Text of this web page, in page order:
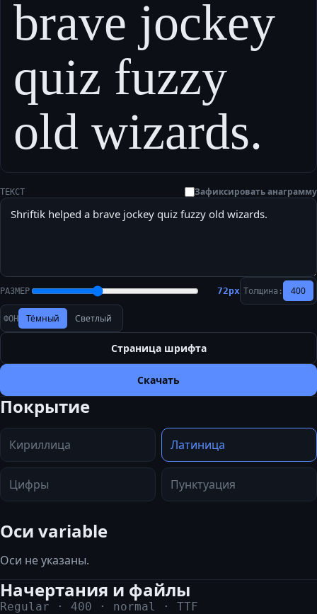
brave jockey
quiz fuzzy
old wizards.
ТЕКСТ Зафиксировать анаграмму
РАЗМЕР 72px Толщина: 400
ФОН Тёмный Светлый
Страница шрифта
Скачать
Покрытие
Кириллица Латиница
Цифры Пунктуация
Оси variable
Оси не указаны.
Начертания и файлы
Regular · 400 · normal · TTF